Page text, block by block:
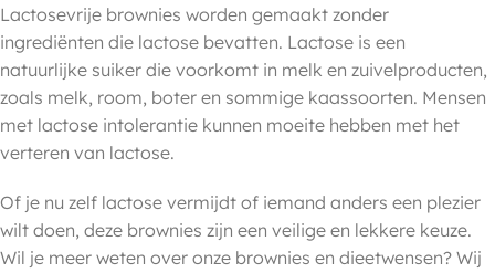
Lactosevrije brownies worden gemaakt zonder
ingrediënten die lactose bevatten. Lactose is een
natuurlijke suiker die voorkomt in melk en zuivelproducten,
zoals melk, room, boter en sommige kaassoorten. Mensen
met lactose intolerantie kunnen moeite hebben met het
verteren van lactose.
Of je nu zelf lactose vermijdt of iemand anders een plezier
wilt doen, deze brownies zijn een veilige en lekkere keuze.
Wil je meer weten over onze brownies en dieetwensen? Wij